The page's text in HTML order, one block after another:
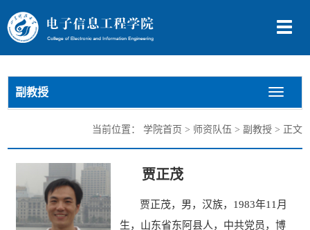
切
导
副教授
切
换
航
当前位置： 学院首页 > 师资队伍 > 副教授> 正文
贾正茂
贾正茂，男，汉族， 1983年11月
生，山东省东阿县人，中共党员，博